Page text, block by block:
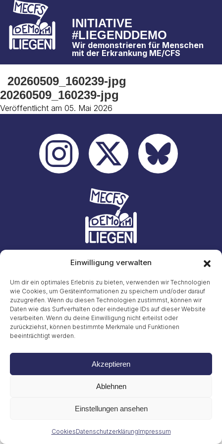
Einwilligung verwalten
Um dir ein optimales Erlebnis zu bieten, verwenden wir Technologien
wie Cookies, um Geräteinformationen zu speichern und/oder darauf
zuzugreifen. Wenn du diesen Technologien zustimmst, können wir
Daten wie das Surfverhalten oder eindeutige IDs auf dieser Website
verarbeiten. Wenn du deine Einwilligung nicht erteilst oder
zurückziehst, können bestimmte Merkmale und Funktionen
beeinträchtigt werden.
Akzeptieren
Ablehnen
Einstellungen ansehen
CookiesDatenschutzerklärungImpressum
INITIATIVE
#LIEGENDDEMO
Wir demonstrieren für Menschen
mit der Erkrankung ME/CFS
20260509_160239-jpg
20260509_160239-jpg
Veröffentlicht am 05. Mai 2026
Gritt Buggenhagen
Tel. 49 (0)151 72038889
Impressum
© 2026